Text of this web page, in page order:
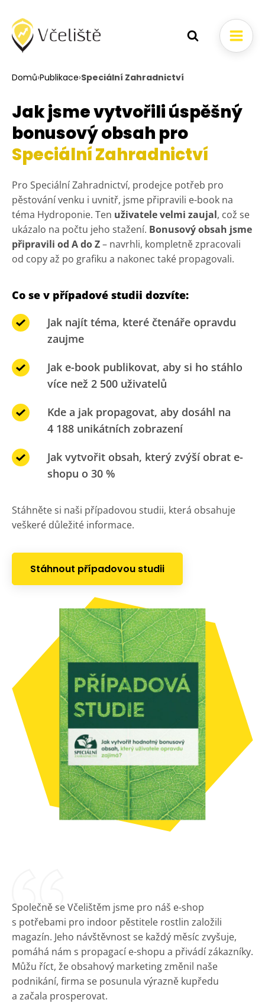
Domů›Publikace›Speciální Zahradnictví
Jak jsme vytvořili úspěšný
bonusový obsah pro
Speciální Zahradnictví
Pro Speciální Zahradnictví, prodejce potřeb pro
pěstování venku i uvnitř, jsme připravili e-book na
téma Hydroponie. Ten uživatele velmi zaujal, což se
ukázalo na počtu jeho stažení. Bonusový obsah jsme
připravili od A do Z– navrhli, kompletně zpracovali
od copy až po grafiku a nakonec také propagovali.
Co se v případové studii dozvíte:
Jak najít téma, které čtenáře opravdu
zaujme
Jak e-book publikovat, aby si ho stáhlo
více než 2 500 uživatelů
Kde a jak propagovat, aby dosáhl na
4 188 unikátních zobrazení
Jak vytvořit obsah, který zvýší obrat e-
shopu o 30 %
Stáhněte si naši případovou studii, která obsahuje
veškeré důležité informace.
Stáhnout případovou studii
Společně se Včelištěm jsme pro náš e-shop
s potřebami pro indoor pěstitele rostlin založili
magazín. Jeho návštěvnost se každý měsíc zvyšuje,
pomáhá nám s propagací e-shopu a přivádí zákazníky.
Můžu říct, že obsahový marketing změnil naše
podnikání, firma se posunula výrazně kupředu
a začala prosperovat.